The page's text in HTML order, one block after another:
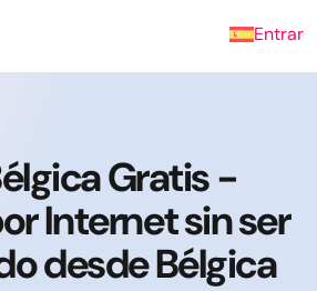
Entrar
Gratis -
Internet sin ser
desde Bélgica